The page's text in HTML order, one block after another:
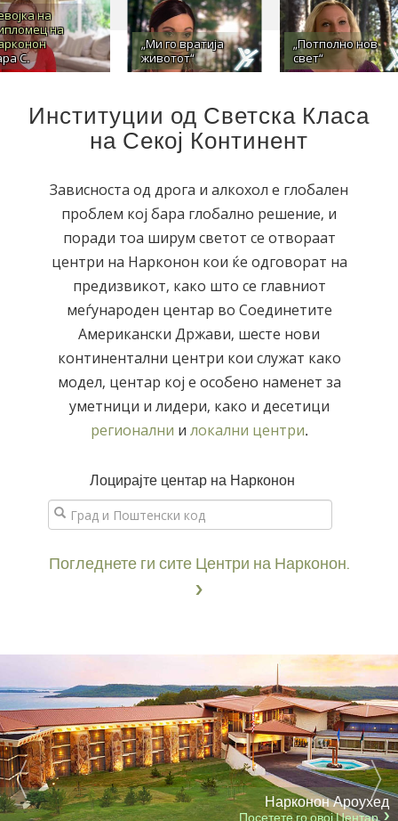
на
на
С.
„Ми го вратија
животот“
„Потполно нов
свет“
Институции од Светска Класа
на Секој Континент
Зависноста од дрога и алкохол е глобален
проблем кој бара глобално решение, и
поради тоа ширум светот се отвораат
центри на Нарконон кои ќе одговорат на
предизвикот, како што се главниот
меѓународен центар во Соединетите
Американски Држави, шесте нови
континентални центри кои служат како
модел, центар кој е особено наменет за
уметници и лидери, како и десетици
регионални и локални центри.
Лоцирајте центар на Нарконон
Погледнете ги сите Центри на Нарконон.
Нарконон Ароухед
Посетете го овој Центар